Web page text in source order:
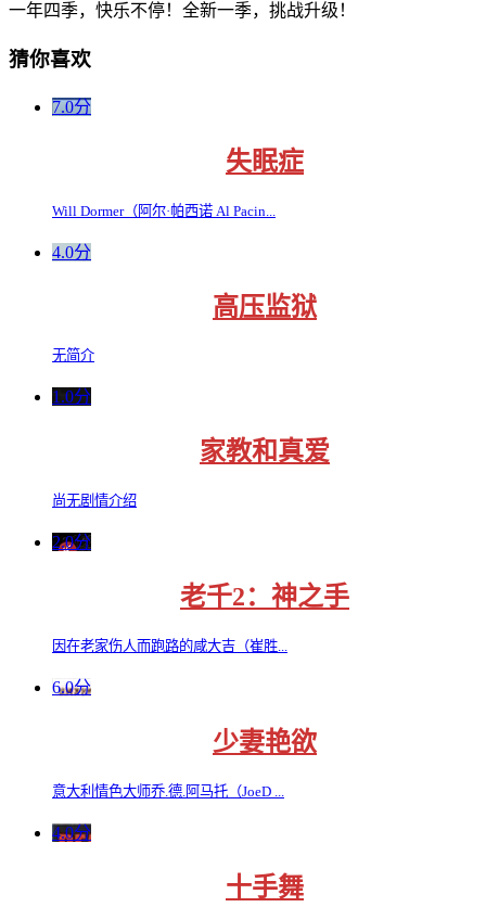
一年四季，快乐不停！全新一季，挑战升级！
猜你喜欢
7.0分
失眠症
Will Dormer（阿尔·帕西诺 Al Pacin...
4.0分
高压监狱
无简介
1.0分
家教和真爱
尚无剧情介绍
2.0分
老千2：神之手
因在老家伤人而跑路的咸大吉（崔胜...
6.0分
少妻艳欲
意大利情色大师乔.德.阿马托（JoeD ...
4.0分
十手舞